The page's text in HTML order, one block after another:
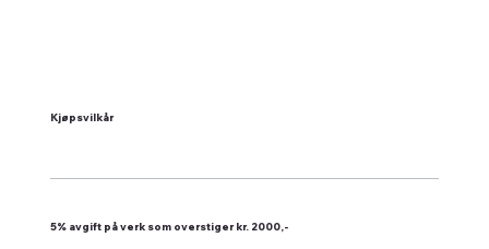
Kjøpsvilkår
5% avgift på verk som overstiger kr. 2000,-